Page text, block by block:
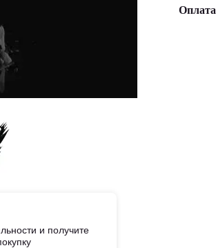
и получите
Оплата